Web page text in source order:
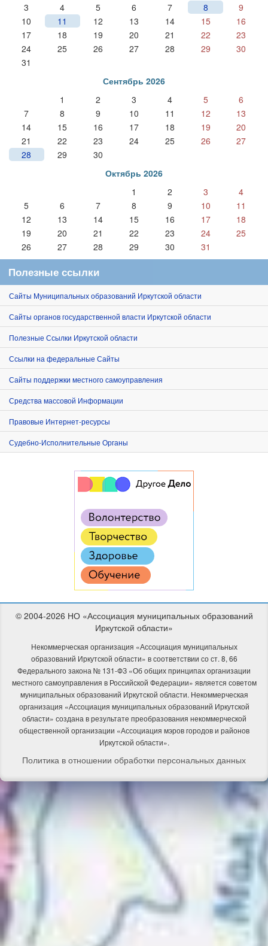
3
4 5 6 7 8
9
10
11 12 13 14 15
16
17
18 19 20 21 22
23
24
25 26 27 28 29
30
31
Сентябрь 2026
1
2 3 4 5
6
7
8 9 10 11 12
13
14
15 16 17 18 19
20
21
22 23 24 25 26
27
28
29
30
Октябрь 2026
1
2 3
4
5
6 7 8 9 10
11
12
13 14 15 16 17
18
19
20 21 22 23 24
25
26
27 28 29 30 31
Полезные ссылки
Сайты Муниципальных образований Иркутской области
Сайты органов государственной власти Иркутской области
Полезные Ссылки Иркутской области
Ссылки на федеральные Сайты
Сайты поддержки местного самоуправления
Средства массовой Информации
Правовые Интернет-ресурсы
Судебно-Исполнительные Органы
© 2004-2026 НО «Ассоциация муниципальных образований
Иркутской области»
Некоммерческая организация «Ассоциация муниципальных
образований Иркутской области» в соответствии со ст. 8, 66
Федерального закона № 131-ФЗ «Об общих принципах организации
местного самоуправления в Российской Федерации» является советом
муниципальных образований Иркутской области. Некоммерческая
организация «Ассоциация муниципальных образований Иркутской
области» создана в результате преобразования некоммерческой
общественной организации «Ассоциация мэров городов и районов
Иркутской области».
Политика в отношении обработки персональных данных